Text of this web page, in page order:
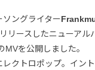
ングライター
リースしたニューアル
MVを公開しました。
レクトロポップ。イン